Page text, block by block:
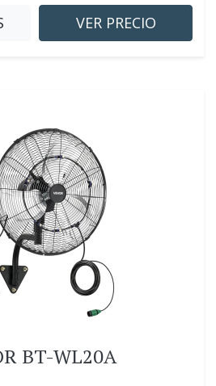
VER PRECIO
BT-WL20A